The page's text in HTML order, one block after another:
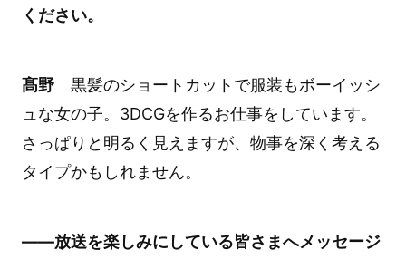
ください。
髙野黒髪のショートカットで服装もボーイッシ
ュな女の子。3DCGを作るお仕事をしています。
さっぱりと明るく見えますが、物事を深く考える
タイプかもしれません。
――放送を楽しみにしている皆さまへメッセージ